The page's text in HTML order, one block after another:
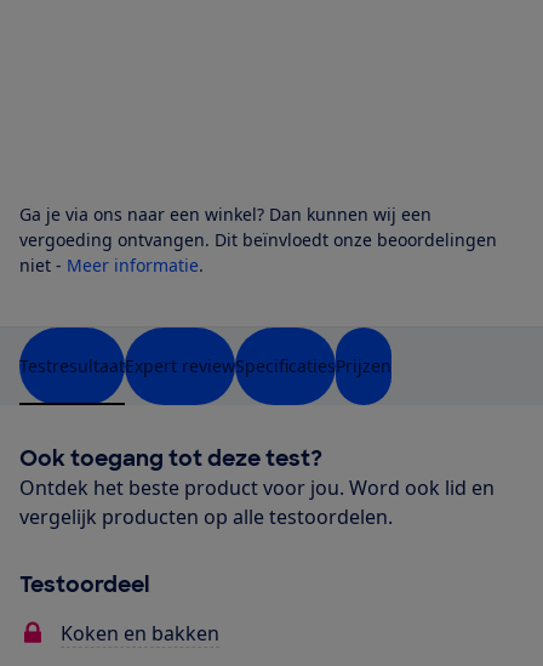
Ga je via ons naar een winkel? Dan kunnen wij een
vergoeding ontvangen. Dit beïnvloedt onze beoordelingen
niet - Meer informatie.
TestresultaatExpert reviewSpecificatiesPrijzen
Ook toegang tot deze test?
Ontdek het beste product voor jou. Word ook lid en
vergelijk producten op alle testoordelen.
Testoordeel
Koken en bakken